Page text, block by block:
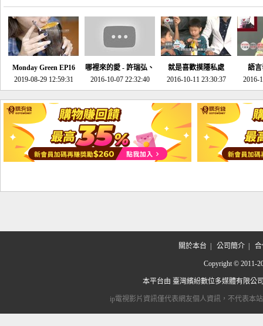
館(謝佳凌)
Monday Green EP16
超意外~環保原來可以
邊玩邊做！
2019-08-29 12:59:31
哪裡來的愛 - 許瑞弘、
李其芬
2016-10-07 22:32:40
就是喜歡摸隱私處
2016-10-11 23:30:37
語
2016-
關於本台 公司簡介| 合
Copyright © 2011-
本平台由 臺灣繽紛數位多媒體有限公
ip電視影片資訊僅代表網友個人資訊，不代表本